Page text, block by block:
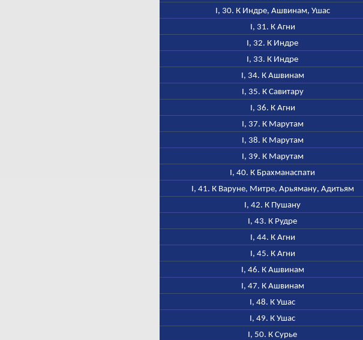
I, 30. К Индре, Ашвинам, Ушас
I, 31. К Агни
I, 32. К Индре
I, 33. К Индре
I, 34. К Ашвинам
I, 35. К Савитару
I, 36. К Агни
I, 37. К Марутам
I, 38. К Марутам
I, 39. К Марутам
I, 40. К Брахманаспати
I, 41. К Варуне, Митре, Арьяману, Адитьям
I, 42. К Пушану
I, 43. К Рудре
I, 44. К Агни
I, 45. К Агни
I, 46. К Ашвинам
I, 47. К Ашвинам
I, 48. К Ушас
I, 49. К Ушас
I, 50. К Сурье